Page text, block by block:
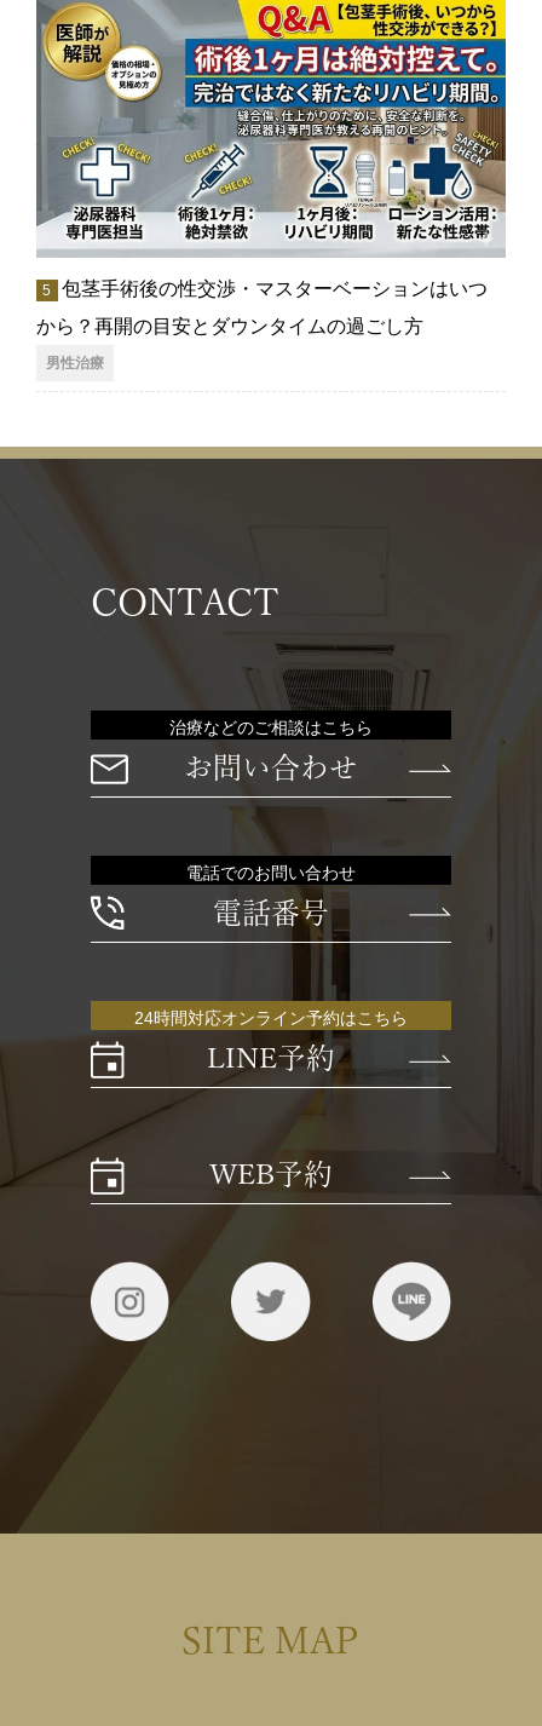
包茎手術後の性交渉・マスターベーションはいつ
から？再開の目安とダウンタイムの過ごし方
男性治療
CONTACT
治療などのご相談はこちら
お問い合わせ
電話でのお問い合わせ
電話番号
24時間対応オンライン予約はこちら
LINE予約
WEB予約
SITE MAP